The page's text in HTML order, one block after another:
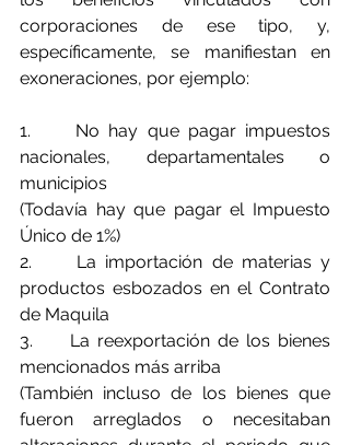
corporaciones de ese tipo, y,
específicamente, se manifiestan en
exoneraciones, por ejemplo:
1. No hay que pagar impuestos
nacionales, departamentales o
municipios
(Todavía hay que pagar el Impuesto
Único de 1%)
2. La importación de materias y
productos esbozados en el Contrato
de Maquila
3. La reexportación de los bienes
mencionados más arriba
(También incluso de los bienes que
fueron arreglados o necesitaban